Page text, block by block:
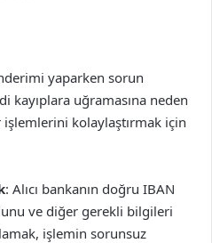
yaparken sorun
kayıplara uğramasına neden
kolaylaştırmak için
: Alıcı bankanın doğru IBAN
ve diğer gerekli bilgileri
işlemin sorunsuz